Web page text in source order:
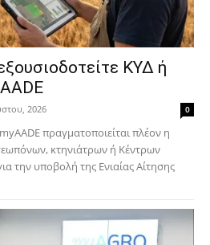
ΚΥΔ ή
2026 0
πραγματοποιείται πλέον η
κτηνιάτρων ή Κέντρων
την υποβολή της Ενιαίας Αίτησης